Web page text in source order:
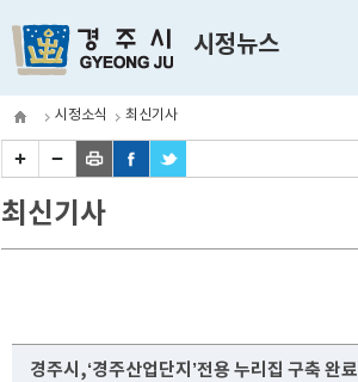
시정뉴스
시정소식 최신기사
최신기사
경주시,‘경주산업단지’전용 누리집 구축 완료